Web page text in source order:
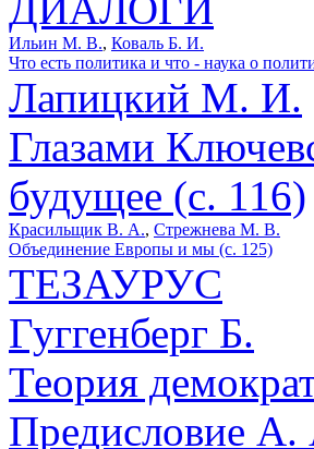
ДИАЛОГИ
Ильин М. В., Коваль Б. И.
Что есть политика и что - наука о
Лапицкий М. И.
Глазами
будущее (с. 116)
Красильщик В. А., Стрежнева М. В.
Объединение Европы и мы (с. 125)
ТЕЗАУРУС
Гуггенберг Б.
Теория
Предисловие